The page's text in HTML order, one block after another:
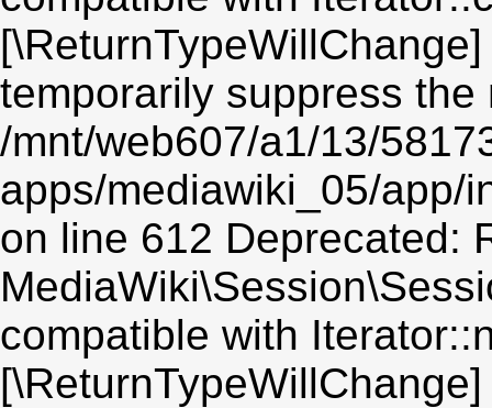
temporarily suppress the
/mnt/web607/a1/13/
apps/mediawiki_05/app/
on line 612 Deprecated:
compatible with